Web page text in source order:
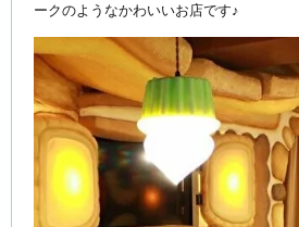
ークのようなかわいいお店です♪